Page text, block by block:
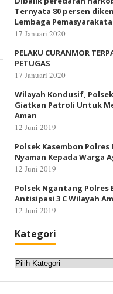
Ternyata 80 persen
Lembaga
17 Januari 2020
PELAKU CURANMOR
PETUGAS
17 Januari 2020
Wilayah Kondusif,
Giatkan Patroli Untuk
Aman
12 Juni 2019
Polsek Kasembon Polres
Nyaman Kepada Warga
12 Juni 2019
Polsek Ngantang
Antisipasi 3 C Wilayah
12 Juni 2019
Kategori
Kategori